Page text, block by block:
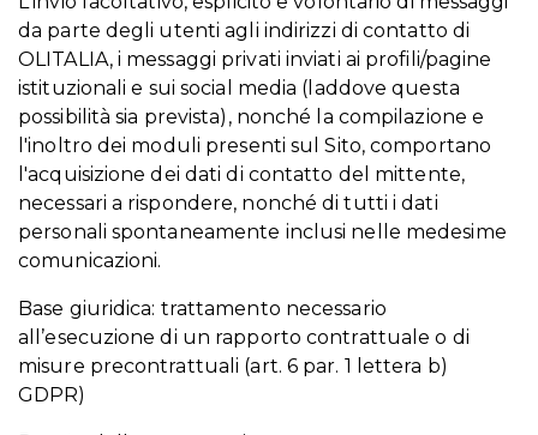
da parte degli utenti agli indirizzi di contatto di
OLITALIA, i messaggi privati inviati ai profili/pagine
istituzionali e sui social media (laddove questa
possibilità sia prevista), nonché la compilazione e
l'inoltro dei moduli presenti sul Sito, comportano
l'acquisizione dei dati di contatto del mittente,
necessari a rispondere, nonché di tutti i dati
personali spontaneamente inclusi nelle medesime
comunicazioni.
Base giuridica: trattamento necessario
all’esecuzione di un rapporto contrattuale o di
misure precontrattuali (art. 6 par. 1 lettera b)
GDPR)